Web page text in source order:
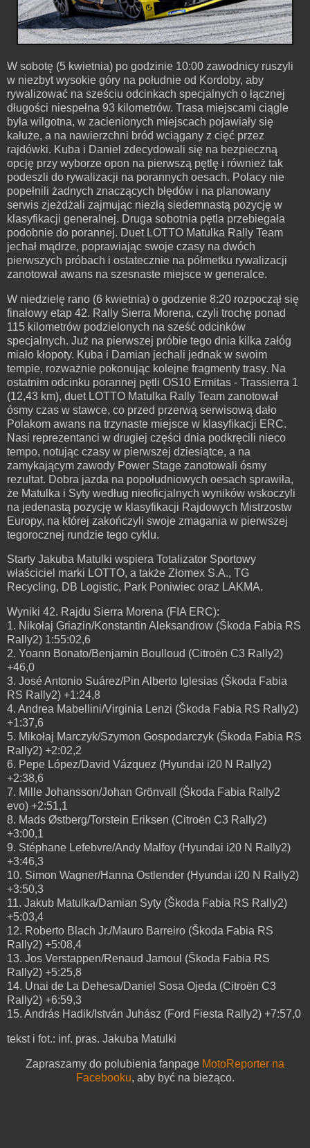
W sobotę (5 kwietnia) po godzinie 10:00 zawodnicy ruszyli
w niezbyt wysokie góry na południe od Kordoby, aby
rywalizować na sześciu odcinkach specjalnych o łącznej
długości niespełna 93 kilometrów. Trasa miejscami ciągle
była wilgotna, w zacienionych miejscach pojawiały się
kałuże, a na nawierzchni bród wciągany z cięć przez
rajdówki. Kuba i Daniel zdecydowali się na bezpieczną
opcję przy wyborze opon na pierwszą pętlę i również tak
podeszli do rywalizacji na porannych oesach. Polacy nie
popełnili żadnych znaczących błędów i na planowany
serwis zjeżdżali zajmując niezłą siedemnastą pozycję w
klasyfikacji generalnej. Druga sobotnia pętla przebiegała
podobnie do porannej. Duet LOTTO Matulka Rally Team
jechał mądrze, poprawiając swoje czasy na dwóch
pierwszych próbach i ostatecznie na półmetku rywalizacji
zanotował awans na szesnaste miejsce w generalce.
W niedzielę rano (6 kwietnia) o godzenie 8:20 rozpoczął się
finałowy etap 42. Rally Sierra Morena, czyli trochę ponad
115 kilometrów podzielonych na sześć odcinków
specjalnych. Już na pierwszej próbie tego dnia kilka załóg
miało kłopoty. Kuba i Damian jechali jednak w swoim
tempie, rozważnie pokonując kolejne fragmenty trasy. Na
ostatnim odcinku porannej pętli OS10 Ermitas - Trassierra 1
(12,43 km), duet LOTTO Matulka Rally Team zanotował
ósmy czas w stawce, co przed przerwą serwisową dało
Polakom awans na trzynaste miejsce w klasyfikacji ERC.
Nasi reprezentanci w drugiej części dnia podkręcili nieco
tempo, notując czasy w pierwszej dziesiątce, a na
zamykającym zawody Power Stage zanotowali ósmy
rezultat. Dobra jazda na popołudniowych oesach sprawiła,
że Matulka i Syty według nieoficjalnych wyników wskoczyli
na jedenastą pozycję w klasyfikacji Rajdowych Mistrzostw
Europy, na której zakończyli swoje zmagania w pierwszej
tegorocznej rundzie tego cyklu.
Starty Jakuba Matulki wspiera Totalizator Sportowy
właściciel marki LOTTO, a także Złomex S.A., TG
Recycling, DB Logistic, Park Poniwiec oraz LAKMA.
Wyniki 42. Rajdu Sierra Morena (FIA ERC):
1. Nikołaj Griazin/Konstantin Aleksandrow (Škoda Fabia RS
Rally2) 1:55:02,6
2. Yoann Bonato/Benjamin Boulloud (Citroën C3 Rally2)
+46,0
3. José Antonio Suárez/Pin Alberto Iglesias (Škoda Fabia
RS Rally2) +1:24,8
4. Andrea Mabellini/Virginia Lenzi (Škoda Fabia RS Rally2)
+1:37,6
5. Mikołaj Marczyk/Szymon Gospodarczyk (Škoda Fabia RS
Rally2) +2:02,2
6. Pepe López/David Vázquez (Hyundai i20 N Rally2)
+2:38,6
7. Mille Johansson/Johan Grönvall (Škoda Fabia Rally2
evo) +2:51,1
8. Mads Østberg/Torstein Eriksen (Citroën C3 Rally2)
+3:00,1
9. Stéphane Lefebvre/Andy Malfoy (Hyundai i20 N Rally2)
+3:46,3
10. Simon Wagner/Hanna Ostlender (Hyundai i20 N Rally2)
+3:50,3
11. Jakub Matulka/Damian Syty (Škoda Fabia RS Rally2)
+5:03,4
12. Roberto Blach Jr./Mauro Barreiro (Škoda Fabia RS
Rally2) +5:08,4
13. Jos Verstappen/Renaud Jamoul (Škoda Fabia RS
Rally2) +5:25,8
14. Unai de La Dehesa/Daniel Sosa Ojeda (Citroën C3
Rally2) +6:59,3
15. András Hadik/István Juhász (Ford Fiesta Rally2) +7:57,0
tekst i fot.: inf. pras. Jakuba Matulki
Zapraszamy do polubienia fanpage MotoReporter na
Facebooku, aby być na bieżąco.